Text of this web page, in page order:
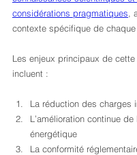
considérations pragmatiques
contexte spécifique de chaque
Les enjeux principaux de
incluent :
La réduction des charges
L’amélioration continue
énergétique
La conformité